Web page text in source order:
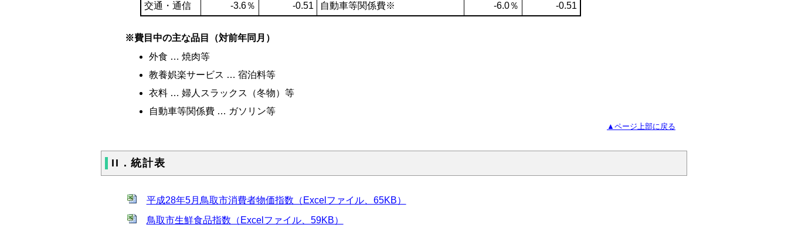
交通・通信
-3.6％ -0.51 自動車等関係費※ -6.0％ -0.51
※費目中の主な品目（対前年同月）
外食 … 焼肉等
教養娯楽サービス … 宿泊料等
衣料 … 婦人スラックス（冬物）等
自動車等関係費 … ガソリン等
▲ページ上部に戻る
II．統計表
平成28年5月鳥取市消費者物価指数（Excelファイル、65KB）
鳥取市生鮮食品指数（Excelファイル、59KB）